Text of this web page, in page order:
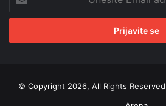
Email
adresu
© Copyright 2026, All Rights